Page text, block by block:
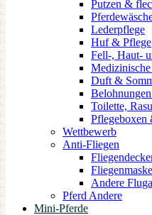
Putzen &
Lederpflege
Huf & Pflege
Fell-, Haut-
Duft &
Toilette,
Pflegeboxen
Wettbewerb
Anti-Fliegen
Andere
Pferd Andere
Mini-Pferde